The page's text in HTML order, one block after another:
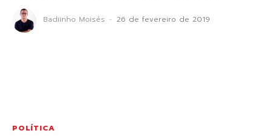
Badiinho Moisés - 26 de fevereiro de 2019
POLÍTICA